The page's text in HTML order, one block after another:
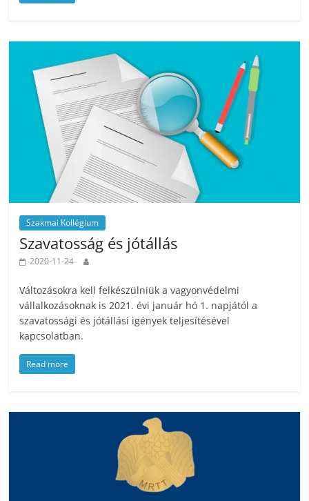
Szakmai Kollégium
Szavatosság és jótállás
2020-11-24
Változásokra kell felkészülniük a vagyonvédelmi
vállalkozásoknak is 2021. évi január hó 1. napjától a
szavatossági és jótállási igények teljesítésével
kapcsolatban.
Read more